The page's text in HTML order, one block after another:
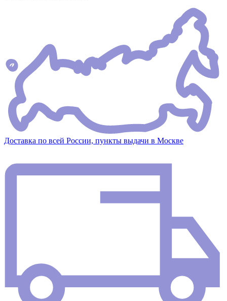
Доставка по всей России, пункты выдачи в Москве